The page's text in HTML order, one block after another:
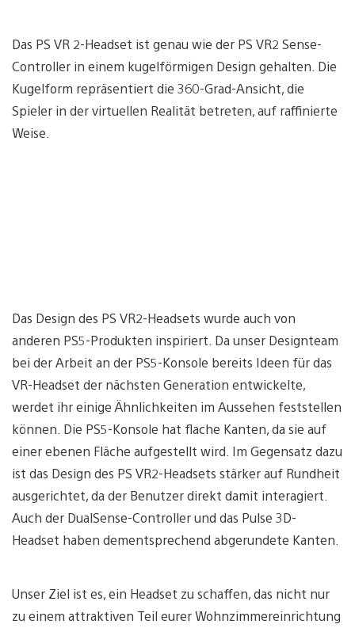
Das PS VR 2-Headset ist genau wie der PS VR2 Sense-
Controller in einem kugelförmigen Design gehalten. Die
Kugelform repräsentiert die 360-Grad-Ansicht, die
Spieler in der virtuellen Realität betreten, auf raffinierte
Weise.
Das Design des PS VR2-Headsets wurde auch von
anderen PS5-Produkten inspiriert. Da unser Designteam
bei der Arbeit an der PS5-Konsole bereits Ideen für das
VR-Headset der nächsten Generation entwickelte,
werdet ihr einige Ähnlichkeiten im Aussehen feststellen
können. Die PS5-Konsole hat flache Kanten, da sie auf
einer ebenen Fläche aufgestellt wird. Im Gegensatz dazu
ist das Design des PS VR2-Headsets stärker auf Rundheit
ausgerichtet, da der Benutzer direkt damit interagiert.
Auch der DualSense-Controller und das Pulse 3D-
Headset haben dementsprechend abgerundete Kanten.
Unser Ziel ist es, ein Headset zu schaffen, das nicht nur
zu einem attraktiven Teil eurer Wohnzimmereinrichtung